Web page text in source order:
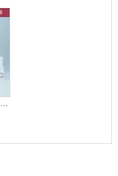
游离脂肪酸FFA含量测定试剂盒 E1